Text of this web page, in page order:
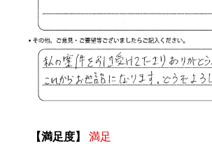
【満足度】
満足